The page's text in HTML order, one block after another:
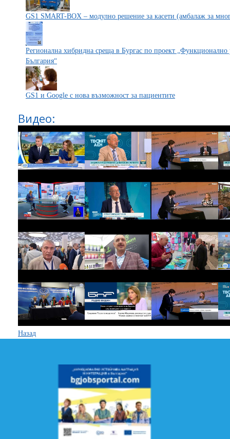
GS1 SMART-BOX – модулно решение за касети (амбалаж за
Регионална хибридна среща в Бургас по проект
България“
GS1 и Google с нова възможност за пациентите
Видео:
Назад